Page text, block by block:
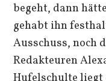
begeht, dann
gehabt ihn
Ausschuss, noch
Redakteuren